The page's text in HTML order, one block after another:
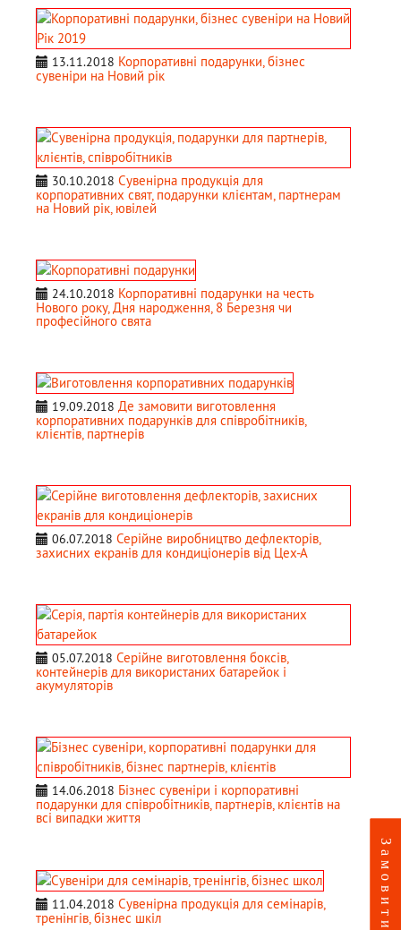
13.11.2018 Корпоративні подарунки, бізнес
сувеніри на Новий рік
30.10.2018 Сувенірна продукція для
корпоративних свят, подарунки клієнтам, партнерам
на Новий рік, ювілей
24.10.2018 Корпоративні подарунки на честь
Нового року, Дня народження, 8 Березня чи
професійного свята
19.09.2018 Де замовити виготовлення
корпоративних подарунків для співробітників,
клієнтів, партнерів
06.07.2018 Серійне виробництво дефлекторів,
захисних екранів для кондиціонерів від Цех-А
05.07.2018 Серійне виготовлення боксів,
контейнерів для використаних батарейок і
акумуляторів
14.06.2018 Бізнес сувеніри і корпоративні
подарунки для співробітників, партнерів, клієнтів на
всі випадки життя
11.04.2018 Сувенірна продукція для семінарів,
тренінгів, бізнес шкіл